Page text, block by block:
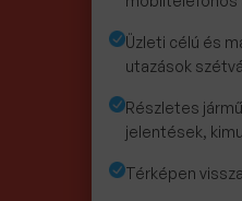
Üzleti célú és
utazások
Részletes
jelentések,
Térképen